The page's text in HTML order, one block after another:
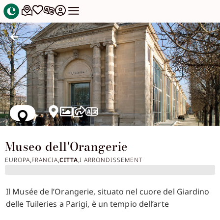
Museo dell'Orangerie
EUROPA,FRANCIA,CITTA,I ARRONDISSEMENT
Il Musée de l’Orangerie, situato nel cuore del Giardino
delle Tuileries a Parigi, è un tempio dell’arte